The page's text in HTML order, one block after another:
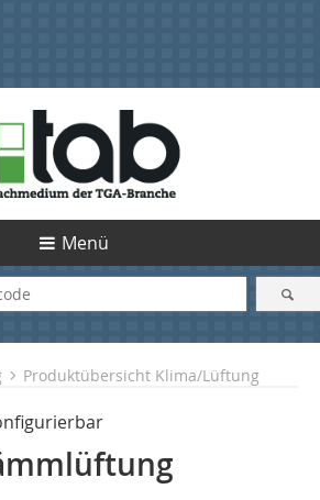
Menü
Produktübersicht Klima/Lüftung